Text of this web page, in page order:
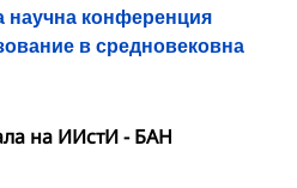
научна конференция
в средновековна
на ИИстИ - БАН